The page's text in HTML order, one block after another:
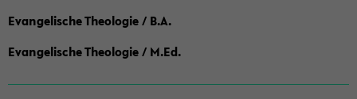
Evangelische Theologie / B.A.
Evangelische Theologie / M.Ed.